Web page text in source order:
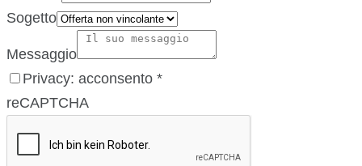
Sogetto
Messaggio
Privacy: acconsento *
reCAPTCHA